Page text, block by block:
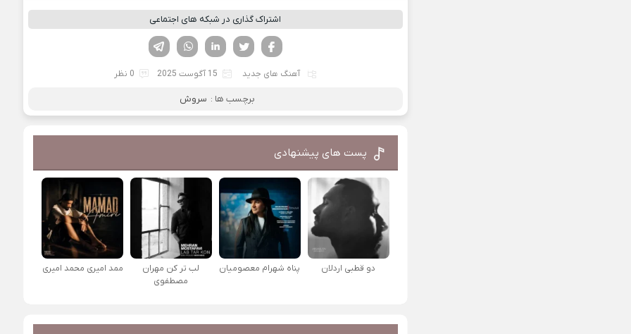
اشتراک گذاری در شبکه های اجتماعی
لینکدین تویتر
فیسوک
آهنگ های جدید 15 آگوست 2025 0 نظر
برچسب ها : سروش
پست های پیشنهادی
دو قطبی اردلان پناه شهرام معصومیان
لب تر کن مهران
مصطفوی
ممد امیری محمد امیری